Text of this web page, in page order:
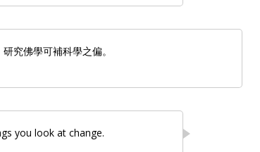
究佛學可補科學之偏。
you look at change.